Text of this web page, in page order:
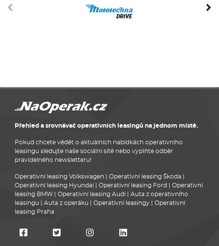
Přehled a srovnávač operativních leasingů na jednom místě.
Pokud chcete vědět o aktuálních nabídkách operativního
leasingu sledujte naše sociální sítě nebo vyplňte odběr
pravidelného newsletteru!
Operativní leasing Volkswagen Operativní leasing Škoda
Operativní leasing Hyundai
Operativní leasing Ford
Operativní
leasing BMW
Operativní leasing Audi
Auta z operativního
leasingu
Auta z operáku Operativní leasingy
Operativní
leasing Praha